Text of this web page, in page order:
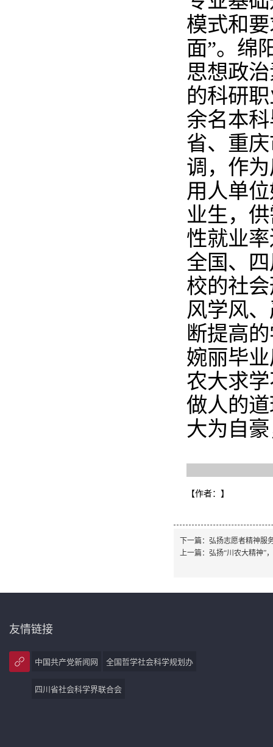
模式和
面”。绵
思想政
的科研
余名本
省、重
调，作
用人单
业生，
性就业
全国、
校的社
风学风
断提高
婉丽毕
农大求
做人的
大为自
【作者： 】
下一篇： 弘扬志愿者精神服
上一篇： 弘扬“川农大精神”
友情链接
中国共产党新闻网 全国哲学社会科学规划办
四川省社会科学界联合会